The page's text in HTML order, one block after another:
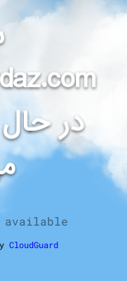
در
available
CloudGuard